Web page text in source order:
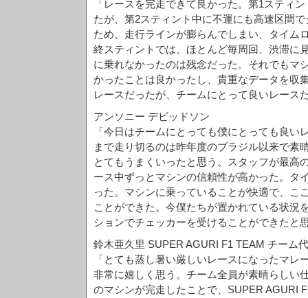
「レースを完走できて良かった。第1スティ
たが、第2スティント中に不運にも高速区間
ため、走行ラインが膨らんでしまい、タイム
終スティントでは、ほとんど毎周回、渋滞に
に乗れなかったのは残念だった。それでもマ
かったことは良かったし、貴重なデータを収
レースだったが、チームにとって良いレース
アンソニー デビッドソン
「今日はチームにとっても僕にとっても良い
まで走り切るのは昨年度のブラジル以来で素
とてもうまくいったと思う。スタッフが最高
ース中ずっとマシンの信頼性が高かった。タ
った。マシンに乗っていることが快適で、こ
ことができた。今僕たちが置かれている状況
ションでチェッカーを受けることができたと
鈴木亜久里 SUPER AGURI F1 TEAM チーム
「とても蒸し暑い厳しいレースになったマレ
非常に嬉しく思う。チーム全員が素晴らしい
のマシンが完走したことで、SUPER AGURI